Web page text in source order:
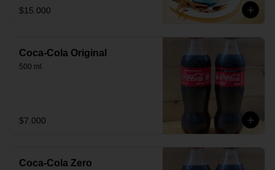
$15.000
Coca-Cola Original
500 ml.
$7.000
Coca-Cola Zero